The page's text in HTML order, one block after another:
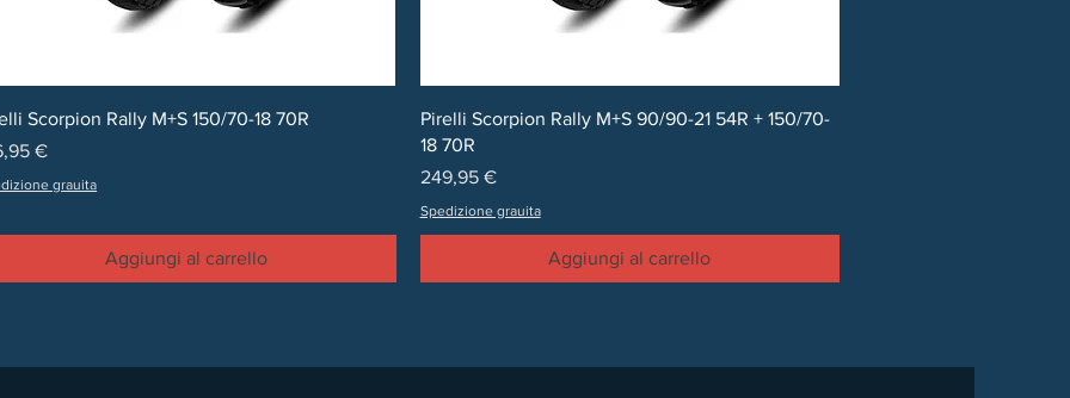
Vista rapida
Scorpion Rally M+S 150/70-18 70R
€
grauita
Aggiungi al carrello
Vista rapida
Pirelli Scorpion Rally M+S 90/90-21 54R + 150/70-
18 70R
Prezzo
249,95 €
Spedizione grauita
Aggiungi al carrello